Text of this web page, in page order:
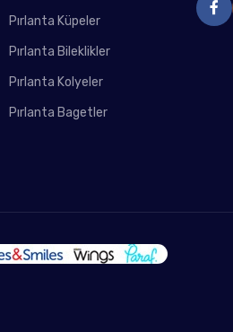
Pırlanta Küpeler
Pırlanta Bileklikler
Pırlanta Kolyeler
Pırlanta Bagetler